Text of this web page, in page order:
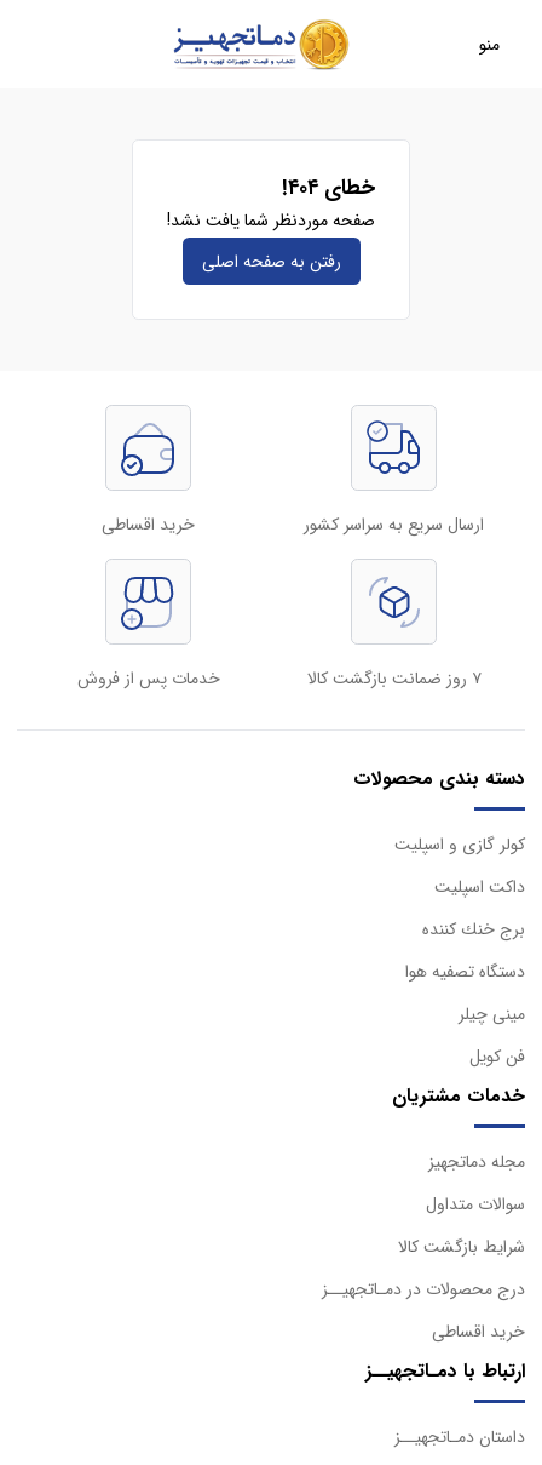
منو
خطای ۴۰۴!
صفحه موردنظر شما یافت نشد!
رفتن به صفحه‌ اصلی
ارسال سریع به سراسر کشور خرید اقساطی
۷ روز ضمانت بازگشت کالا خدمات پس از فروش
دسته بندی محصولات
كولر گازی و اسپليت
داكت اسپليت
برج خنك كننده
دستگاه تصفيه هوا
مینی چیلر
فن کویل
خدمات مشتریان
مجله دماتجهیز
سوالات متداول
شرایط بازگشت کالا
درج محصولات در دمـاتجهیــز
خرید اقساطی
ارتباط با دمـاتجهیــز
داستان دمـاتجهیــز